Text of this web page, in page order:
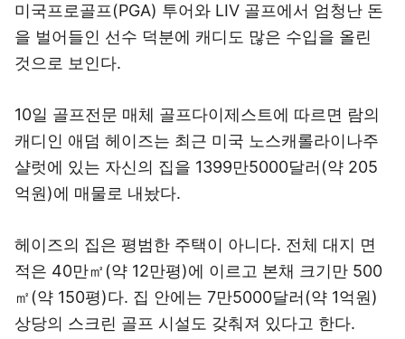
미국프로골프(PGA) 투어와 LIV 골프에서 엄청난 돈
을 벌어들인 선수 덕분에 캐디도 많은 수입을 올린
것으로 보인다.
10일 골프전문 매체 골프다이제스트에 따르면 람의
캐디인 애덤 헤이즈는 최근 미국 노스캐롤라이나주
샬럿에 있는 자신의 집을 1399만5000달러(약 205
억원)에 매물로 내놨다.
헤이즈의 집은 평범한 주택이 아니다. 전체 대지 면
적은 40만㎡(약 12만평)에 이르고 본채 크기만 500
㎡(약 150평)다. 집 안에는 7만5000달러(약 1억원)
상당의 스크린 골프 시설도 갖춰져 있다고 한다.